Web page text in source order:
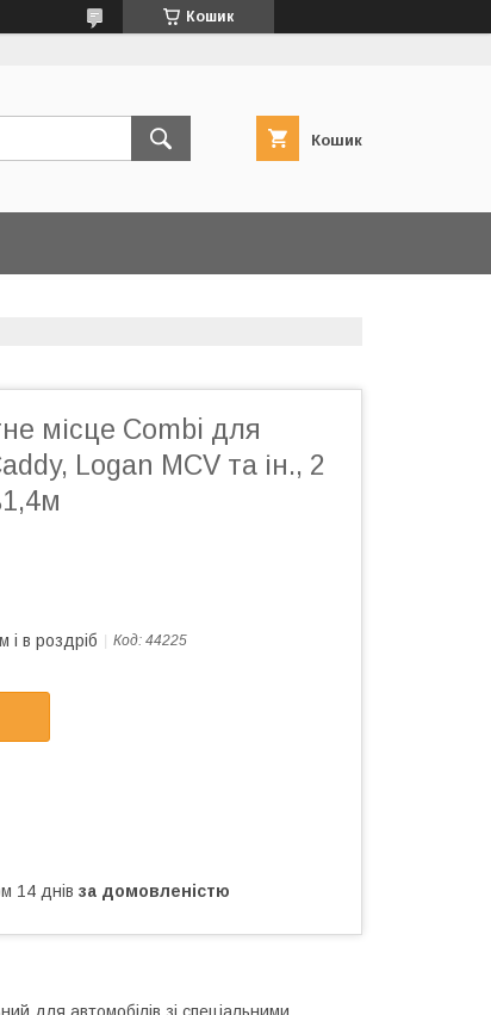
Кошик
Кошик
місце Combi для
Logan MCV та ін., 2
і в роздріб Код: 44225
14 днів за домовленістю
для автомобілів зі спеціальними